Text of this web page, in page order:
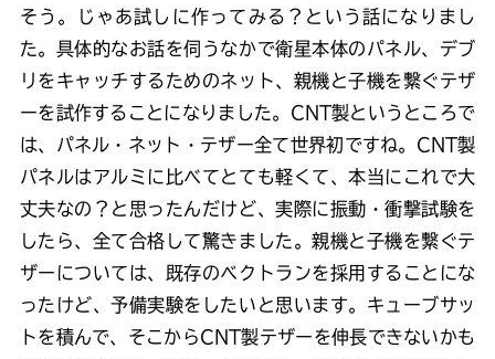
そう。じゃあ試しに作ってみる？という話になりまし
た。具体的なお話を伺うなかで衛星本体のパネル、デブ
リをキャッチするためのネット、親機と子機を繋ぐテザ
ーを試作することになりました。CNT製というところで
は、パネル・ネット・テザー全て世界初ですね。CNT製
パネルはアルミに比べてとても軽くて、本当にこれで大
丈夫なの？と思ったんだけど、実際に振動・衝撃試験を
したら、全て合格して驚きました。親機と子機を繋ぐテ
ザーについては、既存のベクトランを採用することにな
ったけど、予備実験をしたいと思います。キューブサッ
トを積んで、そこからCNT製テザーを伸長できないかも